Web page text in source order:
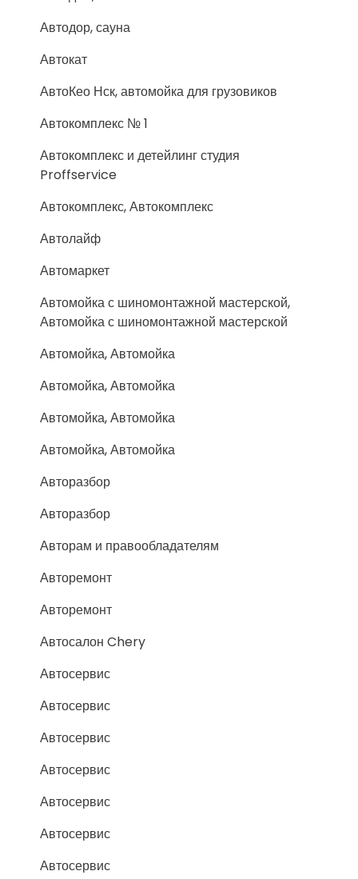
Автодор, сауна
Автокат
АвтоКео Нск, автомойка для грузовиков
Автокомплекс № 1
Автокомплекс и детейлинг студия
Proffservice
Автокомплекс, Автокомплекс
Автолайф
Автомаркет
Автомойка с шиномонтажной мастерской,
Автомойка с шиномонтажной мастерской
Автомойка, Автомойка
Автомойка, Автомойка
Автомойка, Автомойка
Автомойка, Автомойка
Авторазбор
Авторазбор
Авторам и правообладателям
Авторемонт
Авторемонт
Автосалон Chery
Автосервис
Автосервис
Автосервис
Автосервис
Автосервис
Автосервис
Автосервис